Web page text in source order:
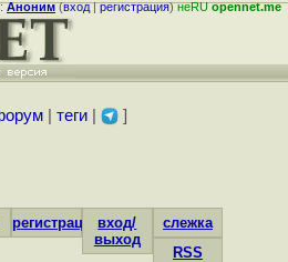
Аноним(вход|регистрация)неRUopennet.me
| теги| ]
регистрациявход/
выход
слежка
RSS